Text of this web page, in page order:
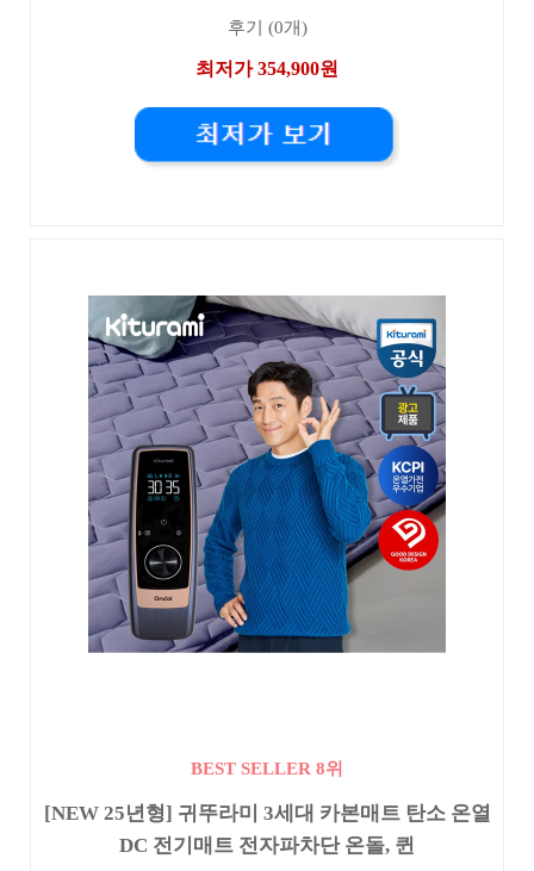
후기 (0개)
최저가 354,900원
BEST SELLER 8위
[NEW 25년형] 귀뚜라미 3세대 카본매트 탄소 온열
DC 전기매트 전자파차단 온돌, 퀸